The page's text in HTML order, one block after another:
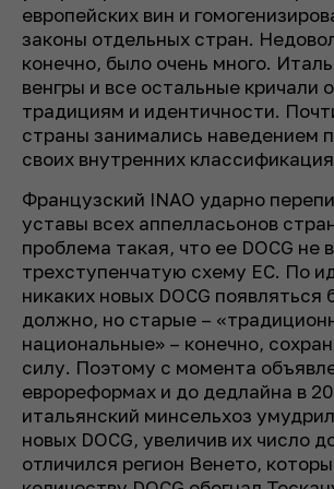
европейских вин и
законы отдельных стран.
конечно, было очень много.
венгры и все остальные кричали
традициям и идентичности.
страны занимались наведением
своих внутренних
Французский INAO ударно
уставы всех аппелласьонов
проблема такая, что ее DOCG не
трехступенчатую схему ЕС. По
никаких новых DOCG появляться
должно, но старые –
национальные» – конечно,
силу. Поэтому с момента
еврореформах и до дедлайна в
итальянский минсельхоз
новых DOCG, увеличив их число
отличился регион Венето,